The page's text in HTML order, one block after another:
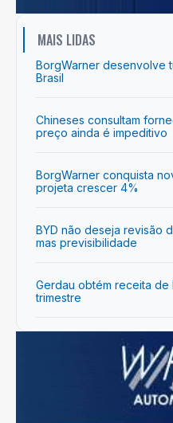
MAIS LIDAS
BorgWarner desenvolve
Brasil
Chineses consultam
preço ainda é impeditivo
BorgWarner conquista
projeta crescer 4%
BYD não deseja revisão
mas previsibilidade
Gerdau obtém receita de
trimestre